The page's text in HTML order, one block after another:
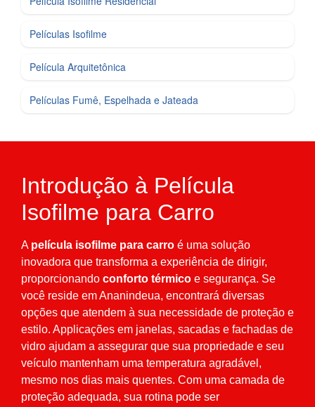
Películas Isofilme
Película Arquitetônica
Películas Fumê, Espelhada e Jateada
Introdução à Película
Isofilme para Carro
A película isofilme para carro é uma solução
inovadora que transforma a experiência de dirigir,
proporcionando conforto térmico e segurança. Se
você reside em Ananindeua, encontrará diversas
opções que atendem à sua necessidade de proteção e
estilo. Applicações em janelas, sacadas e fachadas de
vidro ajudam a assegurar que sua propriedade e seu
veículo mantenham uma temperatura agradável,
mesmo nos dias mais quentes. Com uma camada de
proteção adequada, sua rotina pode ser